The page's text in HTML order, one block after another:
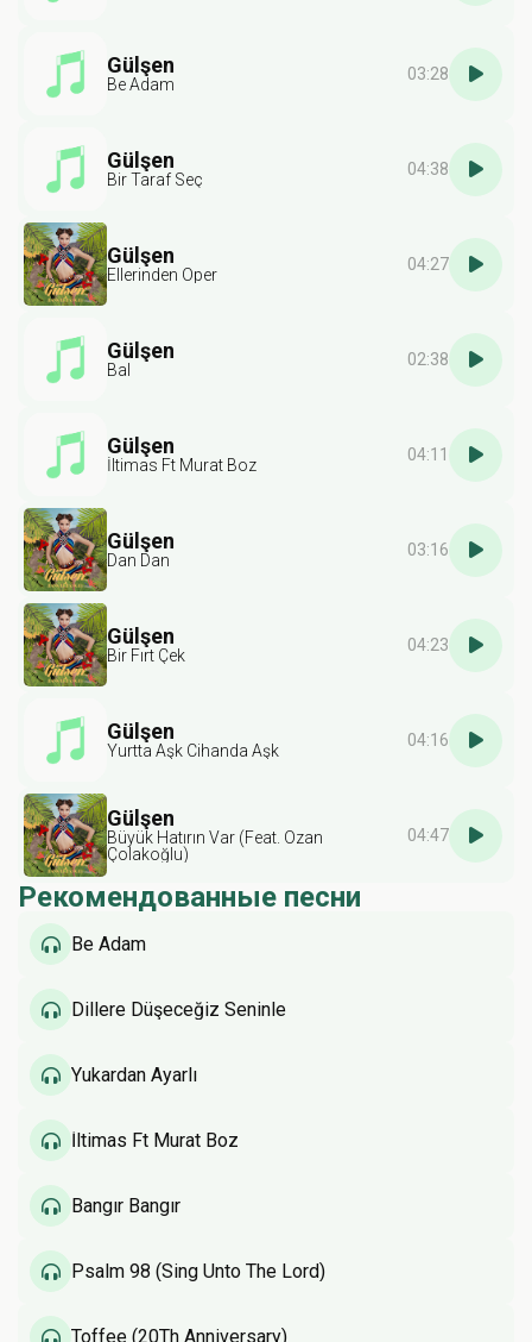
Gülşen
Be Adam
03:28
Gülşen
Bir Taraf Seç
04:38
Gülşen
Ellerinden Öper
04:27
Gülşen
Bal
02:38
Gülşen
İltimas Ft Murat Boz
04:11
Gülşen
Dan Dan
03:16
Gülşen
Bir Fırt Çek
04:23
Gülşen
Yurtta Aşk Cihanda Aşk
04:16
Gülşen
Büyük Hatırın Var (Feat. Ozan
Çolakoğlu)
04:47
Рекомендованные песни
Be Adam
Dillere Düşeceğiz Seninle
Yukardan Ayarlı
İltimas Ft Murat Boz
Bangır Bangır
Psalm 98 (Sing Unto The Lord)
Toffee (20Th Anniversary)